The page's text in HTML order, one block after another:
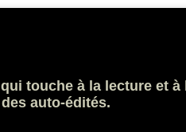
touche à la lecture et
auto-édités.